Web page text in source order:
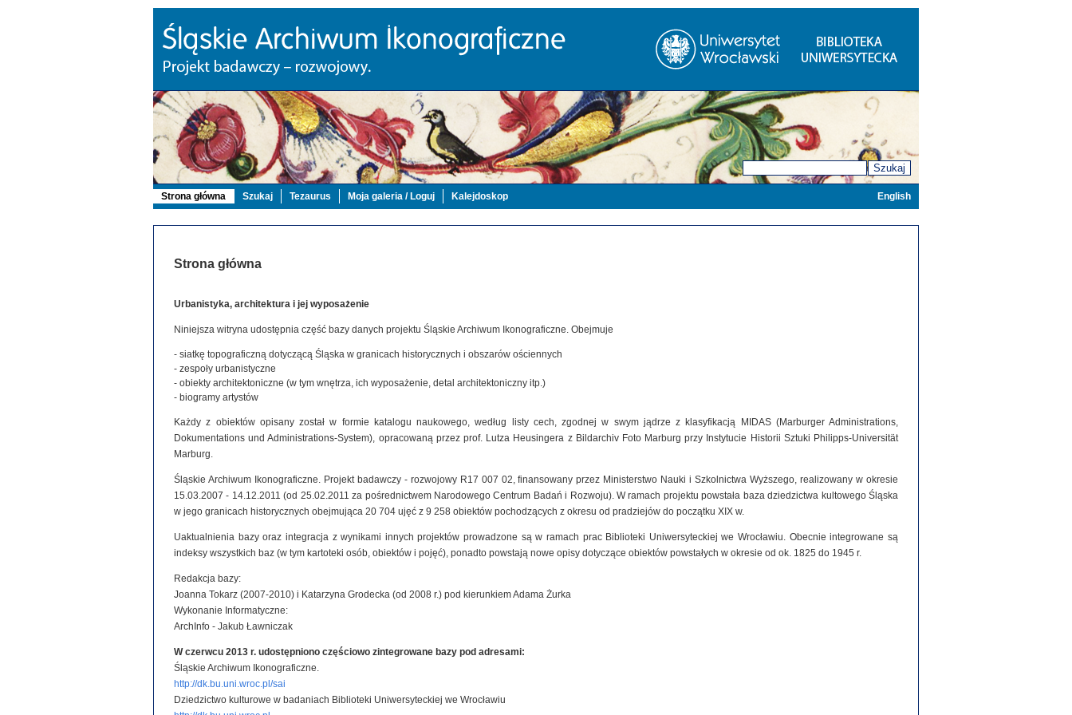
Szukaj
Strona główna Szukaj Tezaurus Moja galeria / Loguj Kalejdoskop English
Strona główna
Urbanistyka, architektura i jej wyposażenie
Niniejsza witryna udostępnia część bazy danych projektu Śląskie Archiwum Ikonograficzne. Obejmuje
- siatkę topograficzną dotyczącą Śląska w granicach historycznych i obszarów ościennych
- zespoły urbanistyczne
- obiekty architektoniczne (w tym wnętrza, ich wyposażenie, detal architektoniczny itp.)
- biogramy artystów
Każdy z obiektów opisany został w formie katalogu naukowego, według listy cech, zgodnej w swym jądrze z klasyfikacją MIDAS (Marburger Administrations,
Dokumentations und Administrations-System), opracowaną przez prof. Lutza Heusingera z Bildarchiv Foto Marburg przy Instytucie Historii Sztuki Philipps-Universität
Marburg.
Śląskie Archiwum Ikonograficzne. Projekt badawczy - rozwojowy R17 007 02, finansowany przez Ministerstwo Nauki i Szkolnictwa Wyższego, realizowany w okresie
15.03.2007 - 14.12.2011 (od 25.02.2011 za pośrednictwem Narodowego Centrum Badań i Rozwoju). W ramach projektu powstała baza dziedzictwa kultowego Śląska
w jego granicach historycznych obejmująca 20 704 ujęć z 9 258 obiektów pochodzących z okresu od pradziejów do początku XIX w.
Uaktualnienia bazy oraz integracja z wynikami innych projektów prowadzone są w ramach prac Biblioteki Uniwersyteckiej we Wrocławiu. Obecnie integrowane są
indeksy wszystkich baz (w tym kartoteki osób, obiektów i pojęć), ponadto powstają nowe opisy dotyczące obiektów powstałych w okresie od ok. 1825 do 1945 r.
Redakcja bazy:
Joanna Tokarz (2007-2010) i Katarzyna Grodecka (od 2008 r.) pod kierunkiem Adama Żurka
Wykonanie Informatyczne:
ArchInfo - Jakub Ławniczak
W czerwcu 2013 r. udostępniono częściowo zintegrowane bazy pod adresami:
Śląskie Archiwum Ikonograficzne.
http://dk.bu.uni.wroc.pl/sai
Dziedzictwo kulturowe w badaniach Biblioteki Uniwersyteckiej we Wrocławiu